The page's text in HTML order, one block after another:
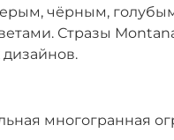
чёрным,
Стразы
многогранная